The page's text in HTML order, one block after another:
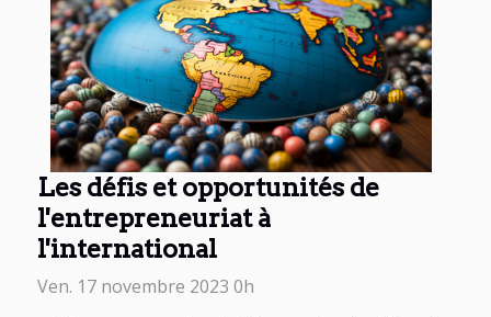
Les défis et opportunités de
l'entrepreneuriat à
l'international
Ven. 17 novembre 2023 0h